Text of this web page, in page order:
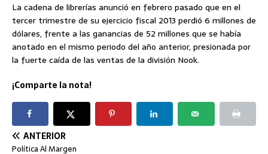
La cadena de librerías anunció en febrero pasado que en el
tercer trimestre de su ejercicio fiscal 2013 perdió 6 millones de
dólares, frente a las ganancias de 52 millones que se había
anotado en el mismo periodo del año anterior, presionada por
la fuerte caída de las ventas de la división Nook.
¡Comparte la nota!
ANTERIOR
Política Al Margen